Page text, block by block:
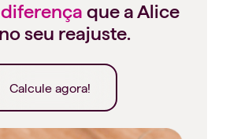
que a Alice
seu reajuste.
Calcule agora!